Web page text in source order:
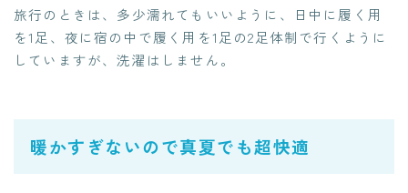
旅行のときは、多少濡れてもいいように、日中に履く用
を1足、夜に宿の中で履く用を1足の2足体制で行くように
していますが、洗濯はしません。
暖かすぎないので真夏でも超快適